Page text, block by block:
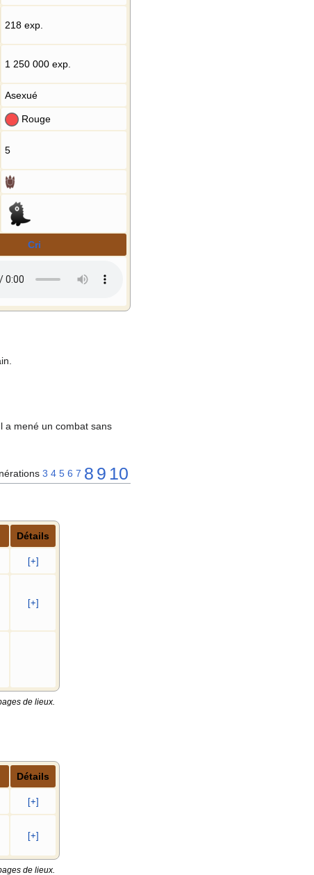
218 exp.
1 250 000 exp.
Asexué
Rouge
5
Cri
a mené un combat sans
3 4 5 6 7 8 9 10
Détails
[+]
[+]
de lieux.
Détails
[+]
[+]
de lieux.